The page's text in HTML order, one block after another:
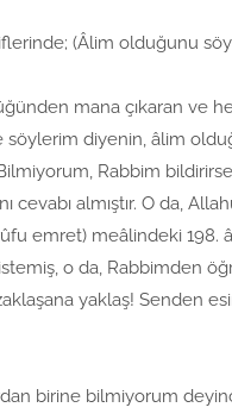
(Âlim olduğunu
mana çıkaran ve
diyenin, âlim
Rabbim
almıştır. O da,
emret) meâlindeki
o da, Rabbimden
yaklaş! Senden
birine bilmiyorum